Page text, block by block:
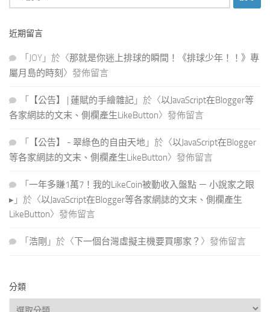
尋
鍵
近期留言
「 JOY 」於〈那就是你迷上排球的瞬間！《排球少年！！》專
屬月島的時刻 〉發佈留言
「 【公告】 | 蓮賦的手繪雜記 」於〈以JavaScript在Blogger等
各家網誌的文末、側欄產生LikeButton〉發佈留言
「 【公告】 - 翠綠色的自由天地 」於〈以JavaScript在Blogger
等各家網誌的文末、側欄產生LikeButton〉發佈留言
「 一年多賺1萬7！我的LikeCoin被動收入盤點 － 小說家之眼
▸ 」於〈以JavaScript在Blogger等各家網誌的文末、側欄產生
LikeButton〉發佈留言
「 浩剛 」於〈下一個台灣虛擬主機要買哪家？ 〉發佈留言
分類
分